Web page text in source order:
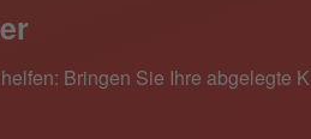
Bringen Sie Ihre abgelegte